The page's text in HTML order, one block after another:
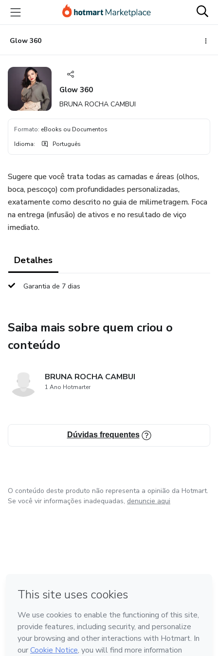
para
conteúdo
principal
para
pagamento
para
rodapé
Glow 360
Glow 360
BRUNA ROCHA CAMBUI
Formato: eBooks ou Documentos
Idioma: Português
Sugere que você trata todas as camadas e áreas (olhos,
boca, pescoço) com profundidades personalizadas,
exatamente como descrito no guia de milimetragem. Foca
na entrega (infusão) de ativos e no resultado de viço
imediato.
Detalhes
Garantia de 7 dias
Saiba mais sobre quem criou o
conteúdo
BRUNA ROCHA CAMBUI
1 Ano Hotmarter
Dúvidas frequentes
O conteúdo deste produto não representa a opinião da Hotmart.
Se você vir informações inadequadas, denuncie aqui
Feito com ❤ em Bogotá
Conheça a Hotmart